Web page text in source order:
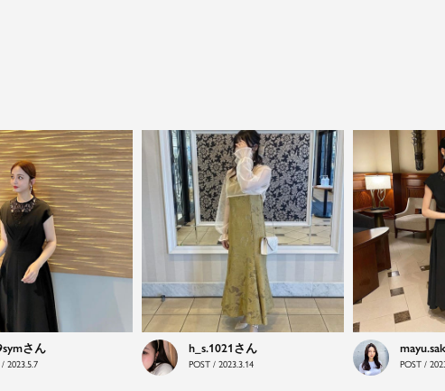
特別な日だけではもったいない...もっと気
軽に自由にドレスを楽しみたい
close
2023.5.7
h_s.1021
POST / 2023.3.14 POST /